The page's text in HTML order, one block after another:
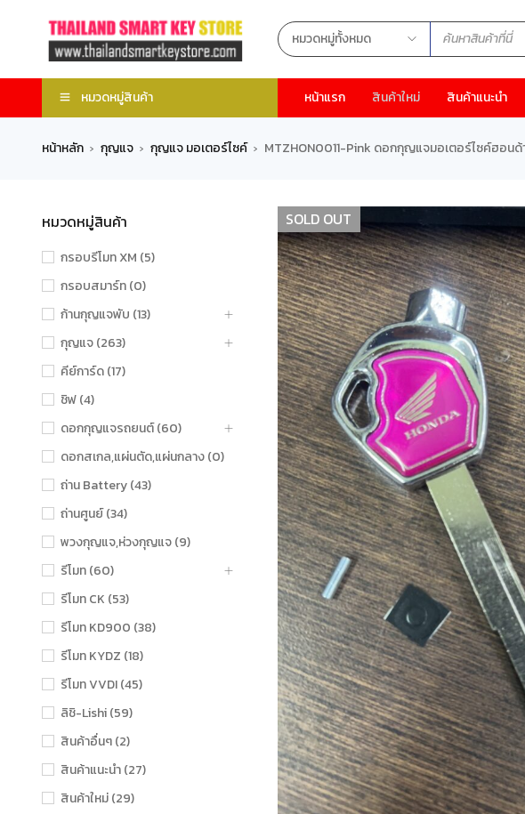
หมวดหมู่สินค้า หน้าแรก สินค้าใหม่ สินค้าแนะนำ
หน้าหลัก › กุญแจ › กุญแจ มอเตอร์ไซค์ › MTZHON0011-Pink ดอกกุญแจมอเตอร์ไซค์ฮอน
หมวดหมู่สินค้า
กรอบรีโมท XM (5)
กรอบสมาร์ท (0)
ก้านกุญแจพับ (13)
กุญแจ (263)
คีย์การ์ด (17)
ชิฟ (4)
ดอกกุญแจรถยนต์ (60)
ดอกสเกล,แผ่นตัด,แผ่นกลาง (0)
ถ่าน Battery (43)
ถ่านศูนย์ (34)
พวงกุญแจ,ห่วงกุญแจ (9)
รีโมท (60)
รีโมท CK (53)
รีโมท KD900 (38)
รีโมท KYDZ (18)
รีโมท VVDI (45)
ลิชิ-Lishi (59)
สินค้าอื่นๆ (2)
สินค้าแนะนำ (27)
สินค้าใหม่ (29)
SOLD OUT